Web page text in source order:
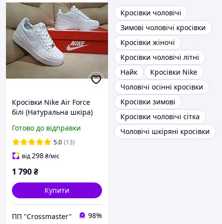
Кросівки Nike Air Force
білі (Натуральна шкіра)
Готово до відправки
5.0 (13)
від298₴/міс
1 790₴
Купити
ПП "Crossmaster" 98%
Кросівки чоловічі
Зимові чоловічі кросівки
Кросівки жіночі
Кросівки чоловічі літні
Найк
Кросівки Nike
Чоловічі осінні кросівки
Кросівки зимові
Кросівки чоловічі сітка
Чоловічі шкіряні кросівки